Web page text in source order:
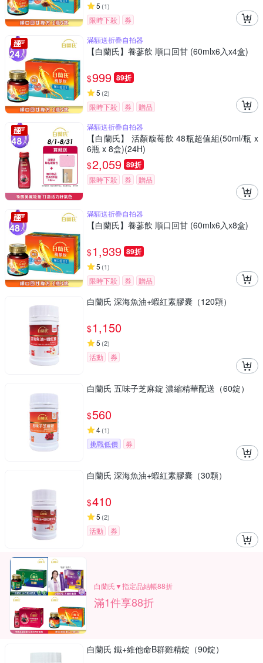
5 (1)
限時下殺
券
滿額送折疊自拍器
【白蘭氏】養蔘飲 順口回甘 (60mlx6入x4盒)
$999 89折
5 (2)
限時下殺 券
贈品
滿額送折疊自拍器
【白蘭氏】 活顏馥莓飲 48瓶超值組(50ml/瓶 x
6瓶 x 8盒)(24H)
$2,059 89折
限時下殺 券 贈品
滿額送折疊自拍器
【白蘭氏】養蔘飲 順口回甘 (60mlx6入x8盒)
$1,939 89折
5 (1)
限時下殺 券 贈品
白蘭氏 深海魚油+蝦紅素膠囊（120顆）
$1,150
5 (2)
活動 券
白蘭氏 五味子芝麻錠 濃縮精華配送（60錠）
$560
4(1)
挑戰低價 券
白蘭氏 深海魚油+蝦紅素膠囊（30顆）
$410
5 (2)
活動 券
白蘭氏▼指定品結帳88折
滿1件享88折
白蘭氏 鐵+維他命B群雞精錠（90錠）